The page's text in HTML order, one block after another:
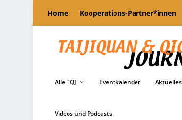
Home Kooperations-Partner*innen
Alle TQJ Eventkalender Aktuelles
Videos und Podcasts